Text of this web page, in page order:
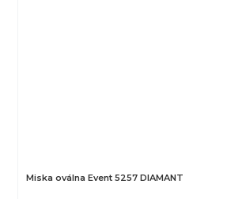
Miska oválna Event 5257 DIAMANT